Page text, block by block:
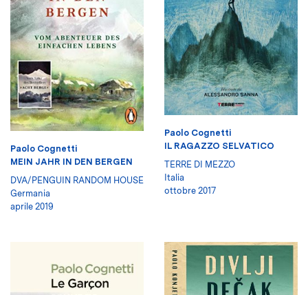
Paolo Cognetti
MEIN JAHR IN DEN BERGEN
DVA/PENGUIN RANDOM HOUSE
Germania
aprile 2019
Paolo Cognetti
IL RAGAZZO SELVATICO
TERRE DI MEZZO
Italia
ottobre 2017